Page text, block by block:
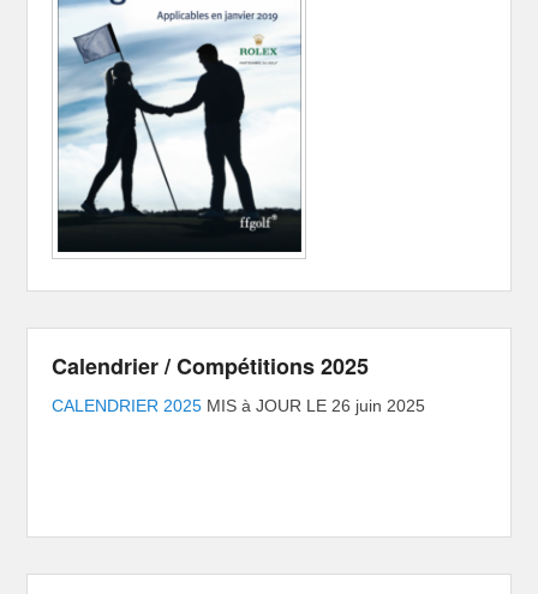
Calendrier / Compétitions 2025
CALENDRIER 2025 MIS à JOUR LE 26 juin 2025